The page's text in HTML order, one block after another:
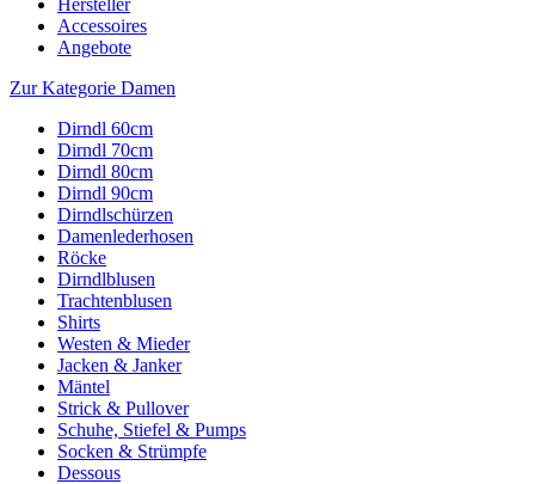
Hersteller
Accessoires
Angebote
Zur Kategorie Damen
Dirndl 60cm
Dirndl 70cm
Dirndl 80cm
Dirndl 90cm
Dirndlschürzen
Damenlederhosen
Röcke
Dirndlblusen
Trachtenblusen
Shirts
Westen & Mieder
Jacken & Janker
Mäntel
Strick & Pullover
Schuhe, Stiefel & Pumps
Socken & Strümpfe
Dessous